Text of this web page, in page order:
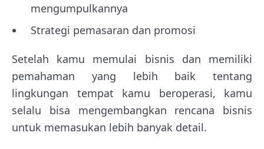
mengumpulkannya
Strategi pemasaran dan promosi
Setelah kamu memulai bisnis dan memiliki
pemahaman yang lebih baik tentang
lingkungan tempat kamu beroperasi, kamu
selalu bisa mengembangkan rencana bisnis
untuk memasukan lebih banyak detail.